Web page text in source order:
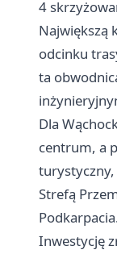
4
Największą
odcinku
ta
Dla
centrum, a
turystyczny,
Strefą
Inwestycję